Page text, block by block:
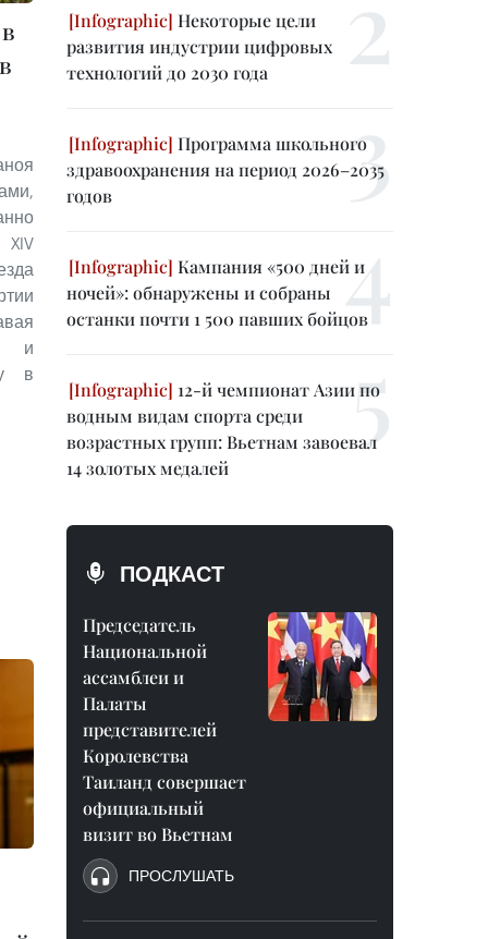
и
в
Некоторые цели
развития индустрии цифровых
технологий до 2030 года
Программа школьного
здравоохранения на период 2026–2035
годов
Кампания «500 дней и
ночей»: обнаружены и собраны
останки почти 1 500 павших бойцов
12-й чемпионат Азии по
водным видам спорта среди
возрастных групп: Вьетнам завоевал
14 золотых медалей
ПОДКАСТ
Председатель
Национальной
ассамблеи и
Палаты
представителей
Королевства
Таиланд совершает
официальный
визит во Вьетнам
ПРОСЛУШАТЬ